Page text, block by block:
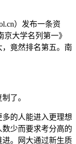
）发布一条资
大学名列第一》
竟然排名第五。南
了。
的人能进入更理想
少而要求考分高的
进。网大通过新生质